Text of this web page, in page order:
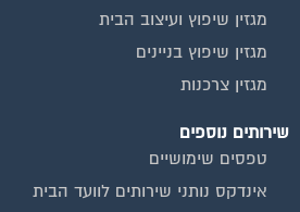
מגזין שיפוץ ועיצוב הבית
מגזין שיפוץ בניינים
מגזין צרכנות
שירותים נוספים
טפסים שימושיים
אינדקס נותני שירותים לוועד הבית